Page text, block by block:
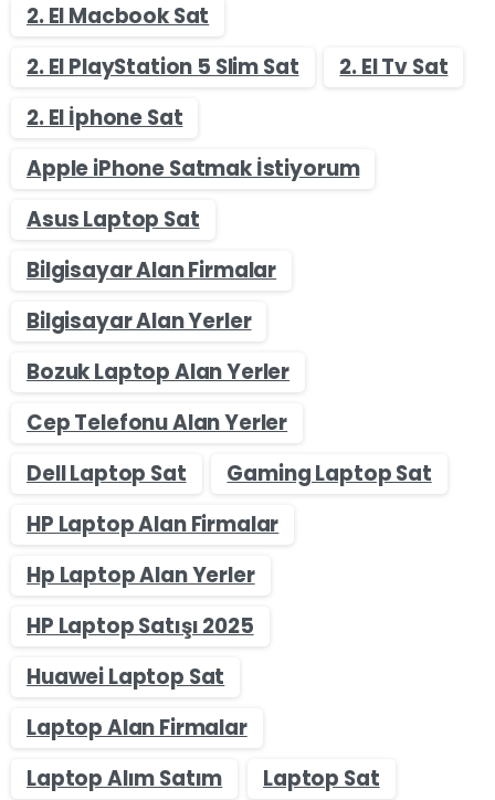
2. El Macbook Sat
2. El PlayStation 5 Slim Sat
2. El Tv Sat
2. El İphone Sat
Apple iPhone Satmak İstiyorum
Asus Laptop Sat
Bilgisayar Alan Firmalar
Bilgisayar Alan Yerler
Bozuk Laptop Alan Yerler
Cep Telefonu Alan Yerler
Dell Laptop Sat
Gaming Laptop Sat
HP Laptop Alan Firmalar
Hp Laptop Alan Yerler
HP Laptop Satışı 2025
Huawei Laptop Sat
Laptop Alan Firmalar
Laptop Alım Satım
Laptop Sat